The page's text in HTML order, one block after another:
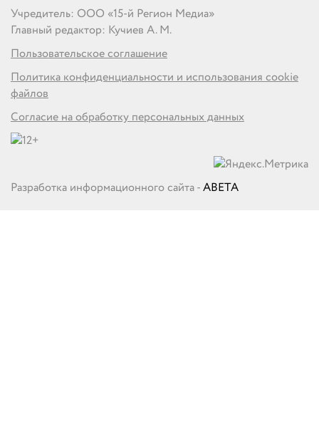
Учредитель: ООО «15-й Регион Медиа»
Главный редактор: Кучиев А. М.
Пользовательское соглашение
Политика конфиденциальности и использования cookie
файлов
Согласие на обработку персональных данных
Разработка информационного сайта -ABETA